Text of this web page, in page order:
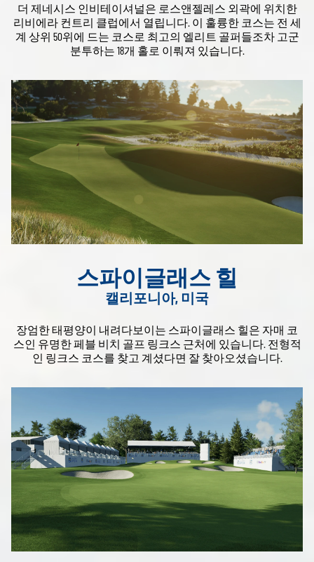
더 제네시스 인비테이셔널은 로스앤젤레스 외곽에 위치한
리비에라 컨트리 클럽에서 열립니다. 이 훌륭한 코스는 전 세
계 상위 50위에 드는 코스로 최고의 엘리트 골퍼들조차 고군
분투하는 18개 홀로 이뤄져 있습니다.
스파이글래스 힐
캘리포니아, 미국
장엄한 태평양이 내려다보이는 스파이글래스 힐은 자매 코
스인 유명한 페블 비치 골프 링크스 근처에 있습니다. 전형적
인 링크스 코스를 찾고 계셨다면 잘 찾아오셨습니다.